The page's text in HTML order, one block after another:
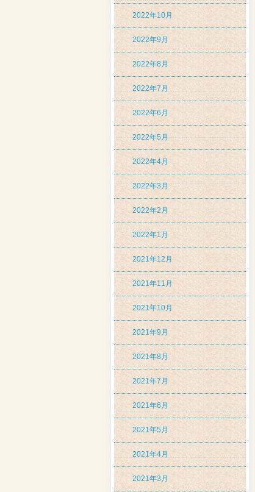
2022年10月
2022年9月
2022年8月
2022年7月
2022年6月
2022年5月
2022年4月
2022年3月
2022年2月
2022年1月
2021年12月
2021年11月
2021年10月
2021年9月
2021年8月
2021年7月
2021年6月
2021年5月
2021年4月
2021年3月